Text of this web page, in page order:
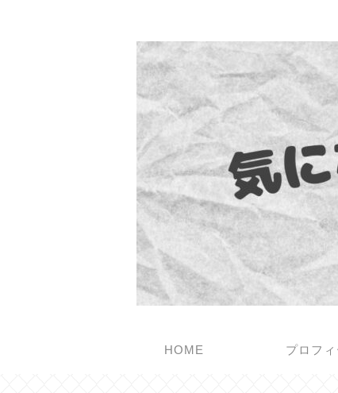
HOME プロフ